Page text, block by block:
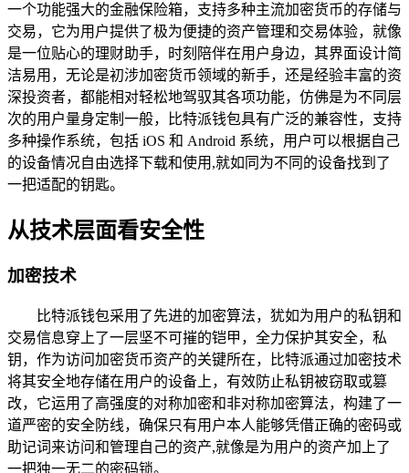
一个功能强大的金融保险箱，支持多种主流加密货币的存储与
交易，它为用户提供了极为便捷的资产管理和交易体验，就像
是一位贴心的理财助手，时刻陪伴在用户身边，其界面设计简
洁易用，无论是初涉加密货币领域的新手，还是经验丰富的资
深投资者，都能相对轻松地驾驭其各项功能，仿佛是为不同层
次的用户量身定制一般，比特派钱包具有广泛的兼容性，支持
多种操作系统，包括 iOS 和 Android 系统，用户可以根据自己
的设备情况自由选择下载和使用,就如同为不同的设备找到了
一把适配的钥匙。
从技术层面看安全性
加密技术
比特派钱包采用了先进的加密算法，犹如为用户的私钥和
交易信息穿上了一层坚不可摧的铠甲，全力保护其安全，私
钥，作为访问加密货币资产的关键所在，比特派通过加密技术
将其安全地存储在用户的设备上，有效防止私钥被窃取或篡
改，它运用了高强度的对称加密和非对称加密算法，构建了一
道严密的安全防线，确保只有用户本人能够凭借正确的密码或
助记词来访问和管理自己的资产,就像是为用户的资产加上了
一把独一无二的密码锁。